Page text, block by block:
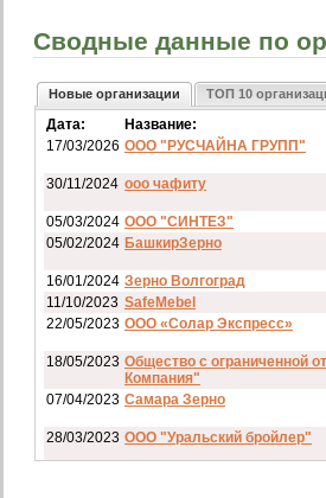
Сводные данные по
Новые организации ТОП 10
Дата:
Название:
17/03/2026 ООО "РУСЧАЙНА ГРУПП"
30/11/2024 ооо чафиту
05/03/2024 ООО "СИНТЕЗ"
05/02/2024 БашкирЗерно
16/01/2024 Зерно Волгоград
11/10/2023 SafeMebel
22/05/2023 ООО «Солар Экспресс»
18/05/2023 Общество с ограниченной
Компания"
07/04/2023 Самара Зерно
28/03/2023 ООО "Уральский бройлер"